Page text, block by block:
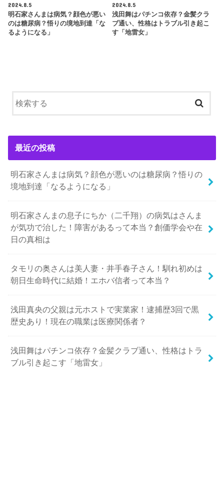
2024.8.5
明石家さんまは病気？顔色が悪い
のは糖尿病？悟りの境地到達「な
るようになる」
2024.8.5
浅田舞はパチンコ依存？金髪クラ
ブ通い、性格はトラブル引き起こ
す「地雷女」
最近の投稿
明石家さんまは病気？顔色が悪いのは糖尿病？悟りの
境地到達「なるようになる」
明石家さんまの息子にちか（二千翔）の病気はさんま
が気功で治した！障害があるって本当？創価学会や在
日の真相は
タモリの奥さんは美人妻・井手春子さん！馴れ初めは
朝日生命時代に結婚！エホバ信者って本当？
浅田真央の父親は元ホストで実業家！逮捕歴3回で黒
歴史あり！現在の職業は医療関係者？
浅田舞はパチンコ依存？金髪クラブ通い、性格はトラ
ブル引き起こす「地雷女」